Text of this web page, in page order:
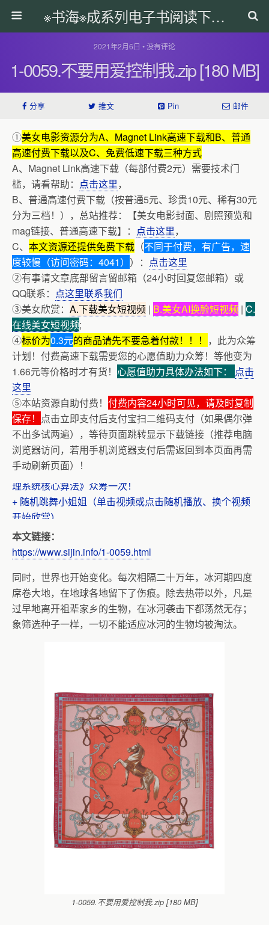
※书海※成系列电子书阅读下载网
2021年2月6日 • 没有评论
1-0059.不要用爱控制我.zip [180 MB]
分享 推文 Pin 邮件
①美女电影资源分为A、Magnet Link高速下载和B、普通
高速付费下载以及C、免费低速下载三种方式
A、Magnet Link高速下载（每部付费2元）需要技术门
槛，请看帮助： 点击这里，
B、普通高速付费下载（按普通5元、珍贵10元、稀有30元
分为三档！），总站推荐：【美女电影封面、剧照预览和
mag链接、普通高速下载】： 点击这里，
C、 本文资源还提供免费下载 （不同于付费，有广告，速
度较慢（访问密码：4041） ）： 点击这里
②有事请文章底部留言留邮箱（24小时回复您邮箱）或
QQ联系： 点这里联系我们
③美女欣赏： A.下载美女短视频 | B.美女AI换脸短视频 | C.
在线美女短视频;
④标价为0.3元的商品请先不要急着付款！！！ ，此为众筹
计划！付费高速下载需要您的心愿值助力众筹！等他变为
1.66元等价格时才有货！ 心愿值助力具体办法如下： 点击
这里
⑤本站资源自助付费！ 付费内容24小时可见，请及时复制
保存！ 点击立即支付后支付宝扫二维码支付（如果偶尔弹
不出多试两遍），等待页面跳转显示下载链接（推荐电脑
浏览器访问，若用手机浏览器支付后需返回到本页面再需
手动刷新页面）！
+ AV女神文化课！近400位AV女优明星故事简介
+ 恭喜IP为180.201.1.217的网友为电子书籍《动力电池管
理系统核心算法》众筹一次！
+ 随机跳舞小姐姐（单击视频或点击随机播放、换个视频
开始欣赏）
本文链接：
https://www.sijin.info/1-0059.html
同时，世界也开始变化。每次相隔二十万年，冰河期四度
席卷大地，在地球各地留下了伤痕。除去热带以外，凡是
过早地离开祖辈家乡的生物，在冰河袭击下都荡然无存；
象筛选种子一样，一切不能适应冰河的生物均被淘汰。
1-0059.不要用爱控制我.zip [180 MB]